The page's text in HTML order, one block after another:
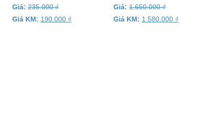
Giá: 235.000₫
Giá KM: 190.000 ₫
Giá: 1.650.000₫
Giá KM: 1.580.000 ₫